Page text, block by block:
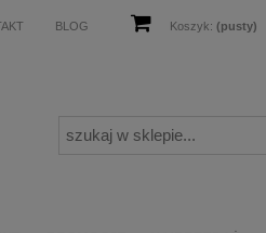
BLOG Koszyk: (pusty)